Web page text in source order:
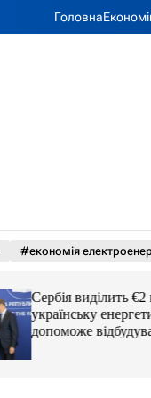
Головна
#економія
Сербія виділить €2
українську
допоможе
з міст